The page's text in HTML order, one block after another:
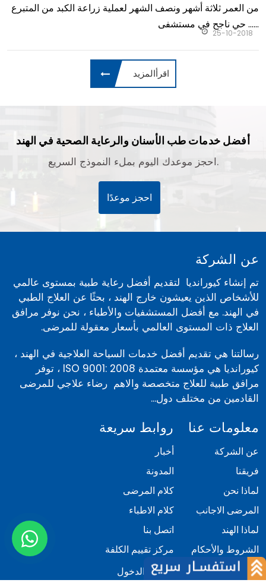
من العمر ثلاثة أشهر ونصف الشهر لعملية زراعة الكبد من المتبرع
حي ناجح في مستشفى ......
25-10-2018
اقرأالمزيد
أفضل خدمات طب الأسنان والرعاية الصحية في الهند
احجز موعدك اليوم بملء النموذج السريع.
احجز موعدًا
عن الشركة
تم إنشاء كيورانديا لتقديم أفضل رعاية طبية بمستوى عالمي
للأشخاص الذين يعيشون خارج الهند ، بحثًا عن العلاج الطبي
في الهند. مع أفضل المستشفيات والأطباء ، نحن نوفر مرافق
العلاج ذات المستوى العالمي بأسعار معقولة للمرضى.
رسالتنا هي تقديم أفضل خدمات السياحة العلاجية في الهند ،
كيورانديا هي مؤسسة معتمدة ISO 9001: 2008 ، توفر
مرافق طبية للعلاج متخصصة والاهم رضاء علاجي للمرضى
القادمين من مختلف دول...
معلومات عنا
عن الشركة
فريقنا
لماذا نحن
المرضى الاجانب
لماذا الهند
الشروط والأحكام
السياسة
روابط سريعة
أخبار
المدونة
كلام المرضى
كلام الاطباء
اتصل بنا
مركز تقييم الكلفة
تسجيل الدخول